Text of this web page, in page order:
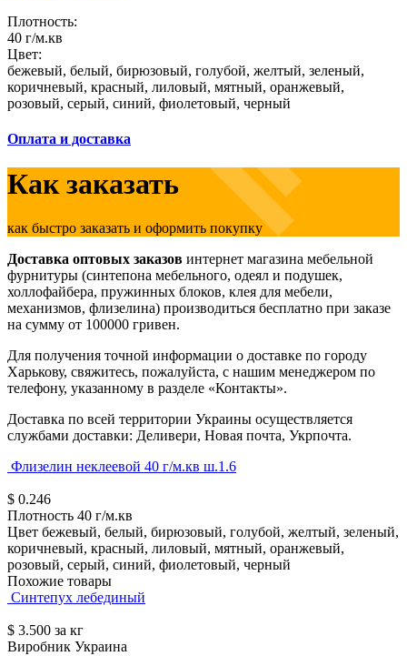
Плотность:
40 г/м.кв
Цвет:
бежевый, белый, бирюзовый, голубой, желтый, зеленый,
коричневый, красный, лиловый, мятный, оранжевый,
розовый, серый, синий, фиолетовый, черный
Оплата и доставка
Как заказать
как быстро заказать и оформить покупку
Доставка оптовых заказов интернет магазина мебельной
фурнитуры (синтепона мебельного, одеял и подушек,
холлофайбера, пружинных блоков, клея для мебели,
механизмов, флизелина) производиться бесплатно при заказе
на сумму от 100000 гривен.
Для получения точной информации о доставке по городу
Харькову, свяжитесь, пожалуйста, с нашим менеджером по
телефону, указанному в разделе «Контакты».
Доставка по всей территории Украины осуществляется
службами доставки: Деливери, Новая почта, Укрпочта.
Флизелин неклеевой 40 г/м.кв ш.1.6
$ 0.246
Плотность 40 г/м.кв
Цвет бежевый, белый, бирюзовый, голубой, желтый, зеленый,
коричневый, красный, лиловый, мятный, оранжевый,
розовый, серый, синий, фиолетовый, черный
Похожие товары
Синтепух лебединый
$ 3.500 за кг
Виробник Украина